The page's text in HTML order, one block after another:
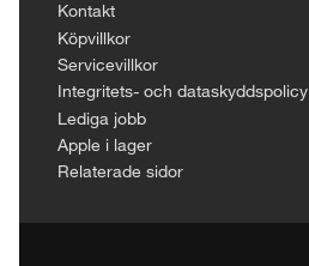
Kontakt
Köpvillkor
Servicevillkor
Integritets- och dataskyddspolicy
Lediga jobb
Apple i lager
Relaterade sidor